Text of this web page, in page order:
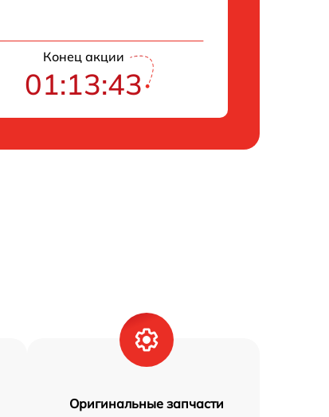
Конец акции
01:13:42
Оригинальные запчасти